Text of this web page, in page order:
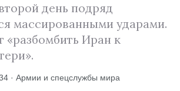
день подряд
массированными ударами.
«разбомбить Иран к
· Армии и спецслужбы мира